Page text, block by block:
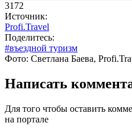
3172
Источник:
Profi.Travel
Поделитесь:
#въездной туризм
Фото: Светлана Баева,
Написать
Для того чтобы оставить
на портале